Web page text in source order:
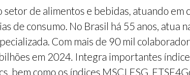
de alimentos e bebidas, atuando em
de consumo. No Brasil há 55 anos, atua
Com mais de 90 mil
em 2024. Integra importantes
bem como os índices MSCI ESG,